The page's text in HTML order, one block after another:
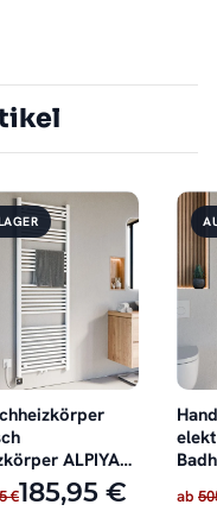
ALPIYA
Heizstab
€185,95 € ab